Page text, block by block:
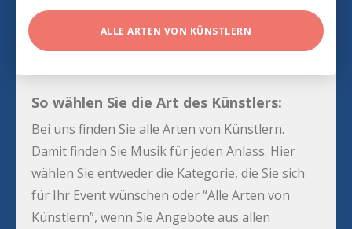
ALLE ARTEN VON KÜNSTLERN
So wählen Sie die Art des Künstlers:
Bei uns finden Sie alle Arten von Künstlern.
Damit finden Sie Musik für jeden Anlass. Hier
wählen Sie entweder die Kategorie, die Sie sich
für Ihr Event wünschen oder “Alle Arten von
Künstlern”, wenn Sie Angebote aus allen